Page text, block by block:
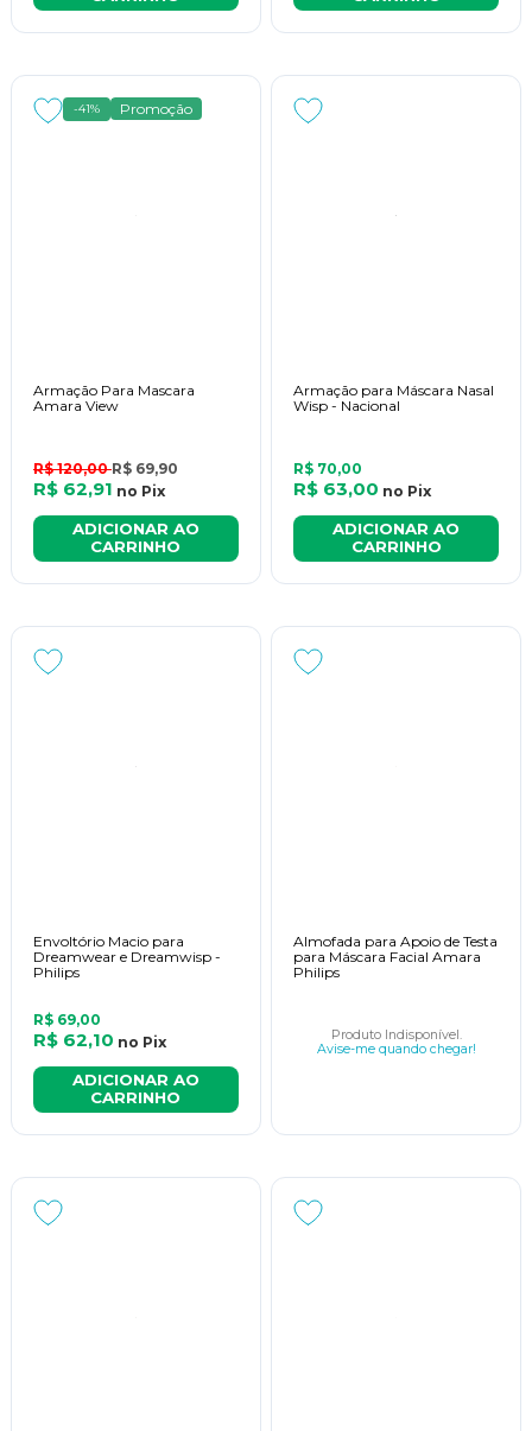
-41% Promoção
Armação Para Mascara
Amara View
R$ 120,00R$ 69,90
R$ 62,91 no Pix
ADICIONAR AO
CARRINHO
Armação para Máscara Nasal
Wisp - Nacional
R$ 70,00
R$ 63,00 no Pix
ADICIONAR AO
CARRINHO
Envoltório Macio para
Dreamwear e Dreamwisp -
Philips
R$ 69,00
R$ 62,10 no Pix
ADICIONAR AO
CARRINHO
Almofada para Apoio de Testa
para Máscara Facial Amara
Philips
Produto Indisponível.
Avise-me quando chegar!